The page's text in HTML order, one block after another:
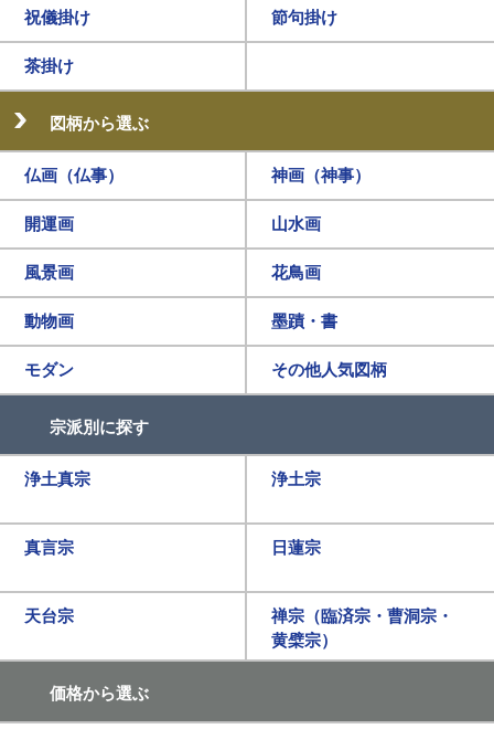
祝儀掛け 節句掛け
茶掛け
図柄から選ぶ
仏画（仏事） 神画（神事）
開運画 山水画
風景画 花鳥画
動物画 墨蹟・書
モダン その他人気図柄
宗派別に探す
浄土真宗 浄土宗
真言宗 日蓮宗
天台宗
禅宗（臨済宗・曹洞宗・
黄檗宗）
価格から選ぶ